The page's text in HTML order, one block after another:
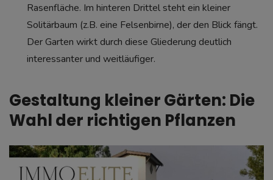
Rasenfläche. Im hinteren Drittel steht ein kleiner
Solitärbaum (z.B. eine Felsenbirne), der den Blick fängt.
Der Garten wirkt durch diese Gliederung deutlich
interessanter und weitläufiger.
Gestaltung kleiner Gärten: Die
Wahl der richtigen Pflanzen